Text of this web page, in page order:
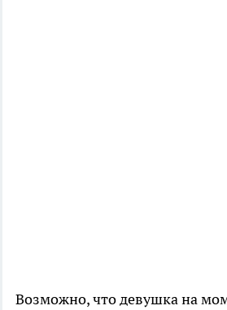
Возможно, что девушка на